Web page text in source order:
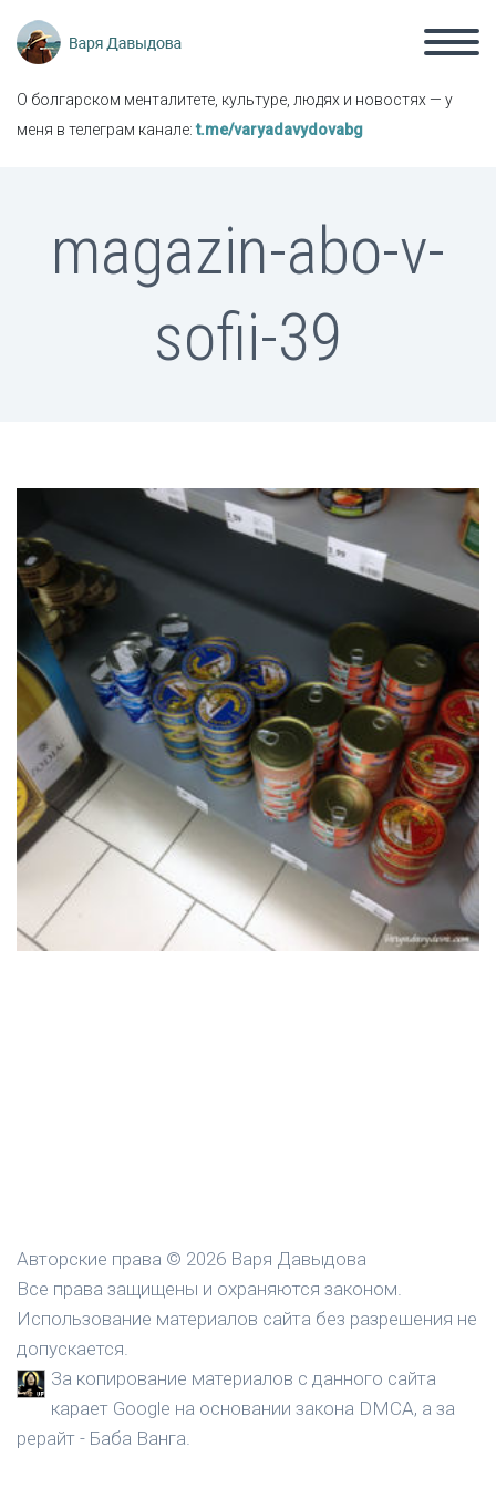
О болгарском менталитете, культуре, людях и новостях — у
меня в телеграм канале:t.me/varyadavydovabg
magazin-abo-v-
sofii-39
Авторские права © 2026 Варя Давыдова
Все права защищены и охраняются законом.
Использование материалов сайта без разрешения не
допускается.
За копирование материалов с данного сайта
карает Google на основании закона DMCA, а за
рерайт - Баба Ванга.